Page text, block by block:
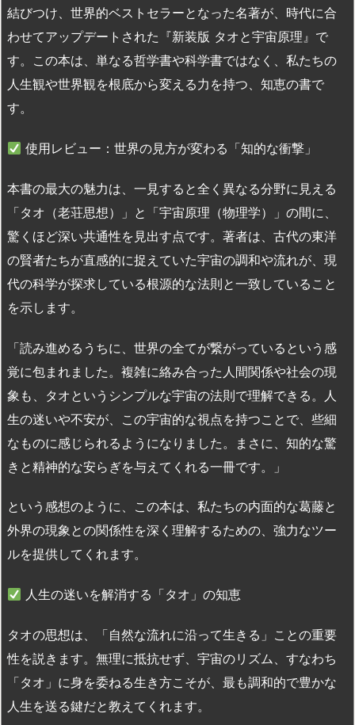
結びつけ、世界的ベストセラーとなった名著が、時代に合
わせてアップデートされた『新装版 タオと宇宙原理』で
す。この本は、単なる哲学書や科学書ではなく、私たちの
人生観や世界観を根底から変える力を持つ、知恵の書で
す。
使用レビュー：世界の見方が変わる「知的な衝撃」
本書の最大の魅力は、一見すると全く異なる分野に見える
「タオ（老荘思想）」と「宇宙原理（物理学）」の間に、
驚くほど深い共通性を見出す点です。著者は、古代の東洋
の賢者たちが直感的に捉えていた宇宙の調和や流れが、現
代の科学が探求している根源的な法則と一致していること
を示します。
「読み進めるうちに、世界の全てが繋がっているという感
覚に包まれました。複雑に絡み合った人間関係や社会の現
象も、タオというシンプルな宇宙の法則で理解できる。人
生の迷いや不安が、この宇宙的な視点を持つことで、些細
なものに感じられるようになりました。まさに、知的な驚
きと精神的な安らぎを与えてくれる一冊です。」
という感想のように、この本は、私たちの内面的な葛藤と
外界の現象との関係性を深く理解するための、強力なツー
ルを提供してくれます。
人生の迷いを解消する「タオ」の知恵
タオの思想は、「自然な流れに沿って生きる」ことの重要
性を説きます。無理に抵抗せず、宇宙のリズム、すなわち
「タオ」に身を委ねる生き方こそが、最も調和的で豊かな
人生を送る鍵だと教えてくれます。